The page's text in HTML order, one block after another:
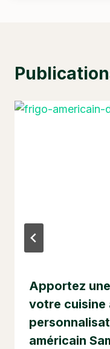
Apportez
votre cuisine
américain